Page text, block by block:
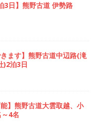
3日】熊野古道 伊勢路
ます】熊野古道中辺路(滝
)2泊3日
】熊野古道大雲取越、小
4名